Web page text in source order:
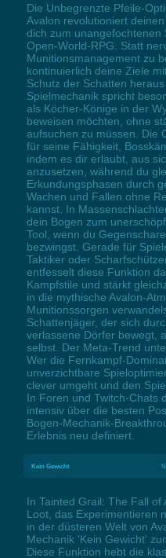
Die Unbegrenzte Pfeile-
Avalon revolutioniert
dich zum unangefochtenen
Open-World-RPG. Statt
Munitionsmanagement zu
kontinuierlich deine Ziele
Schutz der Schatten
Spielmechanik spricht
als Köcher-Könige in der
beweisen möchten, ohne
aufsuchen zu müssen. Die
für seine Fähigkeit,
indem es dir erlaubt, aus
anzusetzen, während du
Erkundungsphasen durch
Wachen und Fallen ohne
kannst. In
dein Bogen zum
Tool, wenn du
bezwingst. Gerade für
Taktiker oder
entfesselt diese Funktion
Kampfstile und stärkt
in die mythische Avalon-
Munitionssorgen
Schattenjäger, der sich
verlassene Dörfer bewegt,
selbst. Der Meta-Trend
Wer die Fernkampf-
unverzichtbare
clever umgeht und den
In Foren und Twitch-Chats
intensiv über die besten
Bogen-Mechanik-
Erlebnis neu definiert.
Kein Gewicht
In Tainted Grail: The Fall
Loot, das Experimentieren
in der düsteren Welt von
Mechanik 'Kein Gewicht'
Diese Funktion hebt die